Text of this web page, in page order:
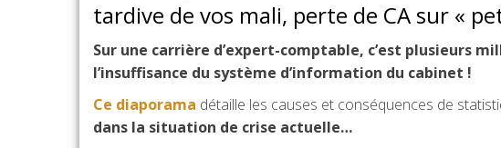
tardive de vos mali, perte de CA sur «
Sur une carrière d’expert-comptable, c’est plusieurs
l’insuffisance du système d’information du cabinet !
Ce diaporama détaille les causes et conséquences de
dans la situation de crise actuelle…